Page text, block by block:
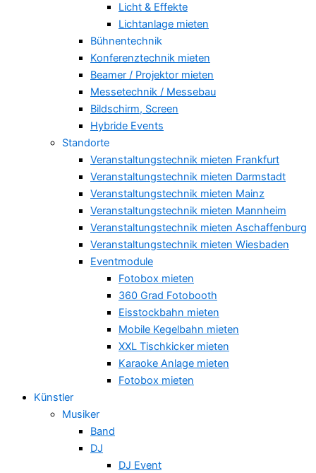
Licht & Effekte
Lichtanlage mieten
Bühnentechnik
Konferenztechnik mieten
Beamer / Projektor mieten
Messetechnik / Messebau
Bildschirm, Screen
Hybride Events
Standorte
Veranstaltungstechnik mieten Frankfurt
Veranstaltungstechnik mieten Darmstadt
Veranstaltungstechnik mieten Mainz
Veranstaltungstechnik mieten Mannheim
Veranstaltungstechnik mieten Aschaffenburg
Veranstaltungstechnik mieten Wiesbaden
Eventmodule
Fotobox mieten
360 Grad Fotobooth
Eisstockbahn mieten
Mobile Kegelbahn mieten
XXL Tischkicker mieten
Karaoke Anlage mieten
Fotobox mieten
Künstler
Musiker
Band
DJ
DJ Event